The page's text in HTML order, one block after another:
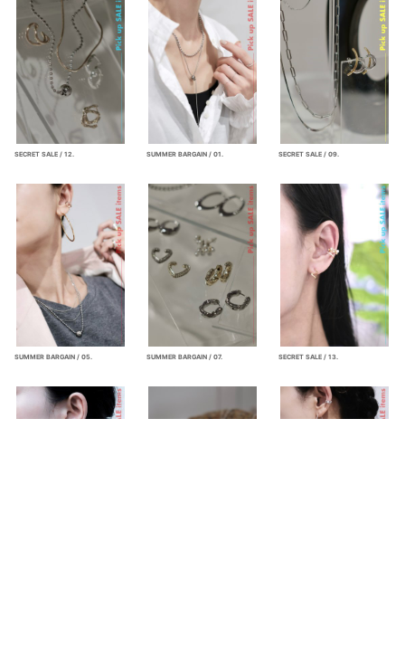
SECRET SALE / 12. SUMMER BARGAIN / 01. SECRET SALE / 09.
SUMMER BARGAIN / 05. SUMMER BARGAIN / 07. SECRET SALE / 13.